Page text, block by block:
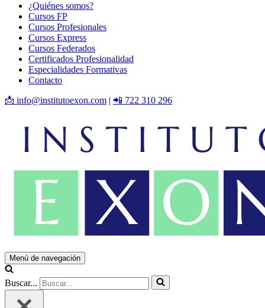
¿Quiénes somos?
Cursos FP
Cursos Profesionales
Cursos Express
Cursos Federados
Certificados Profesionalidad
Especialidades Formativas
Contacto
📩 info@institutoexon.com | 📲 722 310 296
Menú de navegación
Buscar...